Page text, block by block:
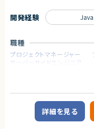
開発環境に携わることができま
今回は開発支援のプロジェク
行っていただくフルスタックエ
■募集背景
テックリード室は支援を求め
いして技術支援を行う組織です。
を最大限に活用するといった
とができるリーダーシップを
間を強く求めています。
■業務内容
あらゆる事業部や横断的な企
職種
プロジェクトマネージャー
サーバーサイドエンジニア
【案件概要】
製造業向けMESパッケージ「
APRISOの機能開発および導
で幅広くご担当いただきます。
開発経験 Java
詳細を見る